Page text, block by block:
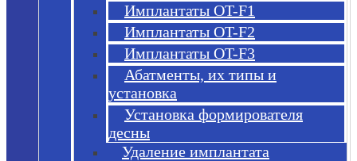
Имплантаты OT-F1
Имплантаты OT-F2
Имплантаты OT-F3
Абатменты, их типы и
установка
Установка формирователя
десны
Удаление имплантата